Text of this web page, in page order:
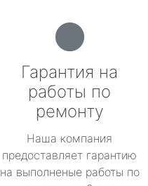
Гарантия на
работы по
ремонту
Наша компания
предоставляет гарантию
на выполненые работы по